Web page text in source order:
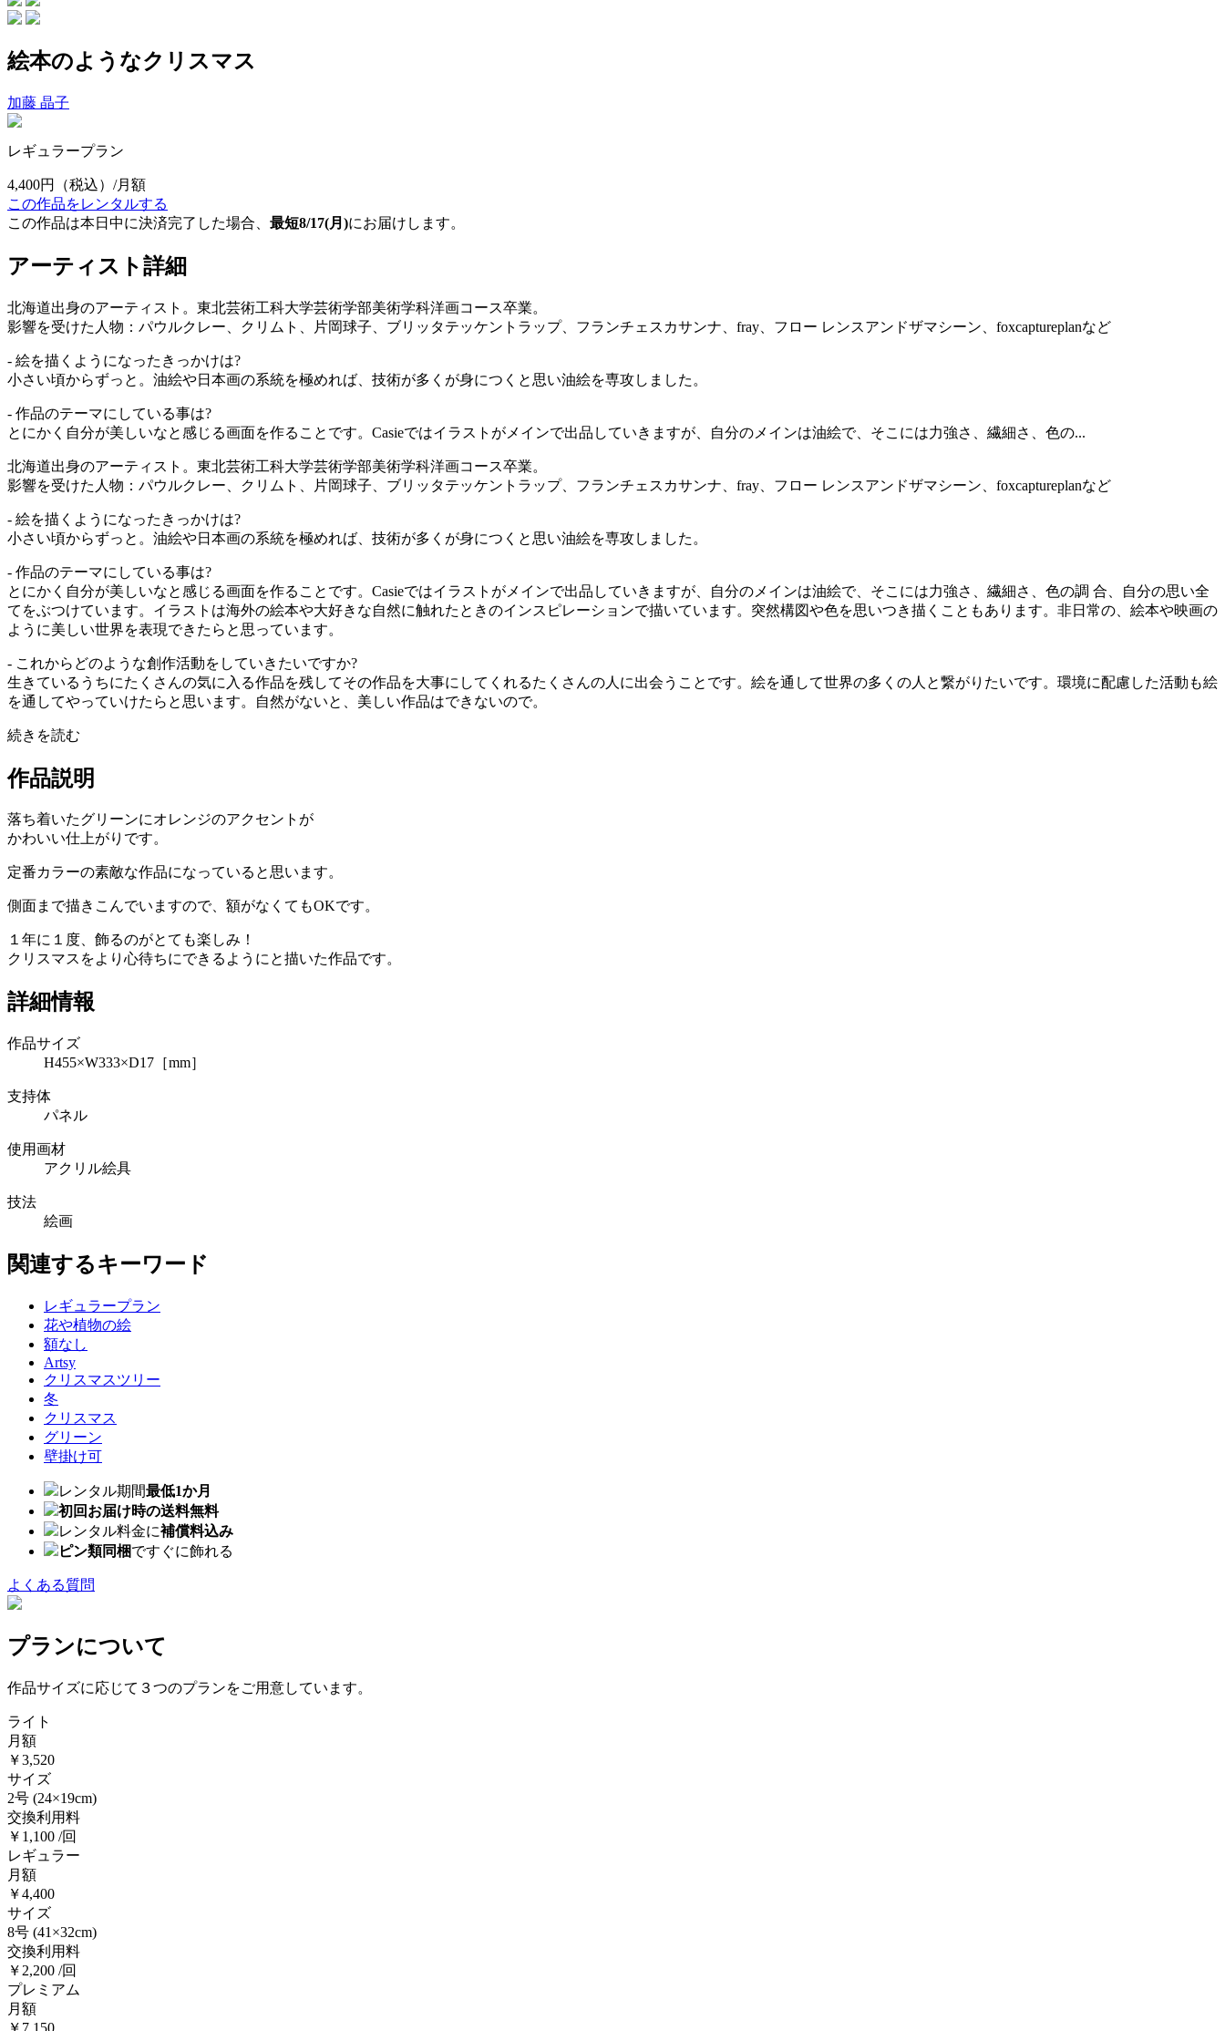
絵本のようなクリスマス
加藤 晶子
レギュラープラン
4,400円
（税込）/月額
この作品をレンタルする
この作品は本日中に決済完了した場合、 最短8/17(月)にお届けします。
アーティスト詳細
北海道出身のアーティスト。東北芸術工科大学芸術学部美術学科洋画コース卒業。
影響を受けた人物：パウルクレー、クリムト、片岡球子、ブリッタテッケントラップ、フランチェスカサンナ、fray、フロー レンスアンドザマシーン、foxcaptureplanなど
- 絵を描くようになったきっかけは?
小さい頃からずっと。油絵や日本画の系統を極めれば、技術が多くが身につくと思い油絵を専攻しました。
- 作品のテーマにしている事は?
とにかく自分が美しいなと感じる画面を作ることです。Casieではイラストがメインで出品していきますが、自分のメインは油絵で、そこには力強さ、繊細さ、色の...
北海道出身のアーティスト。東北芸術工科大学芸術学部美術学科洋画コース卒業。
影響を受けた人物：パウルクレー、クリムト、片岡球子、ブリッタテッケントラップ、フランチェスカサンナ、fray、フロー レンスアンドザマシーン、foxcaptureplanなど
- 絵を描くようになったきっかけは?
小さい頃からずっと。油絵や日本画の系統を極めれば、技術が多くが身につくと思い油絵を専攻しました。
- 作品のテーマにしている事は?
とにかく自分が美しいなと感じる画面を作ることです。Casieではイラストがメインで出品していきますが、自分のメインは油絵で、そこには力強さ、繊細さ、色の調 合、自分の思い全
てをぶつけています。イラストは海外の絵本や大好きな自然に触れたときのインスピレーションで描いています。突然構図や色を思いつき描くこともあります。非日常の、絵本や映画の
ように美しい世界を表現できたらと思っています。
- これからどのような創作活動をしていきたいですか?
生きているうちにたくさんの気に入る作品を残してその作品を大事にしてくれるたくさんの人に出会うことです。絵を通して世界の多くの人と繋がりたいです。環境に配慮した活動も絵
を通してやっていけたらと思います。自然がないと、美しい作品はできないので。
続きを読む
作品説明
落ち着いたグリーンにオレンジのアクセントが
かわいい仕上がりです。
定番カラーの素敵な作品になっていると思います。
側面まで描きこんでいますので、額がなくてもOKです。
１年に１度、飾るのがとても楽しみ！
クリスマスをより心待ちにできるようにと描いた作品です。
詳細情報
作品サイズ
H455×W333×D17［mm］
支持体
パネル
使用画材
アクリル絵具
技法
絵画
関連するキーワード
レギュラープラン
花や植物の絵
額なし
Artsy
クリスマスツリー
冬
クリスマス
グリーン
壁掛け可
レンタル期間最低1か月
初回お届け時の送料無料
レンタル料金に補償料込み
ピン類同梱ですぐに飾れる
よくある質問
プランについて
作品サイズに応じて３つのプランをご用意しています。
ライト
月額
￥3,520
サイズ
2号 (24×19cm)
交換利用料
￥1,100 /回
レギュラー
月額
￥4,400
サイズ
8号 (41×32cm)
交換利用料
￥2,200 /回
プレミアム
月額
￥7,150